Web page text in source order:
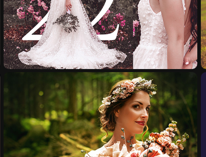
Svatební fotografie